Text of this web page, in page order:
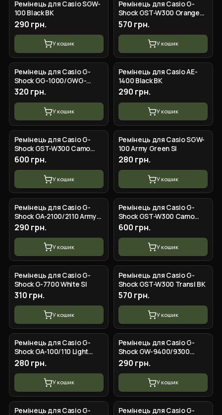
Ремінець для Casio SGW-
100 Black BK
290 грн.
У кошик
Ремінець для Casio G-
Shock GST-W300 Orange
BK
570 грн.
У кошик
Ремінець для Casio G-
Shock GG-1000/GWG-
100/GSG-100 Dark Blue SI
320 грн.
У кошик
Ремінець для Casio AE-
1400 Black BK
290 грн.
У кошик
Ремінець для Casio G-
Shock GST-W300 Camo
Orange SI
600 грн.
У кошик
Ремінець для Casio SGW-
100 Army Green SI
280 грн.
У кошик
Ремінець для Casio G-
Shock GA-2100/2110 Army
Green SI
290 грн.
У кошик
Ремінець для Casio G-
Shock GST-W300 Camo
Brown SI
600 грн.
У кошик
Ремінець для Casio G-
Shock G-7700 White SI
310 грн.
У кошик
Ремінець для Casio G-
Shock GST-W300 Transl BK
570 грн.
У кошик
Ремінець для Casio G-
Shock GA-100/110 Light
Blue SI
280 грн.
У кошик
Ремінець для Casio G-
Shock GW-9400/9300
Camo Black SI
290 грн.
У кошик
Ремінець для Casio G-
Ремінець для Casio G-